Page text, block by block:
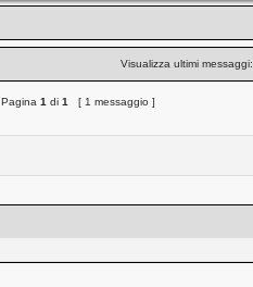
Visualizza ultimi messaggi:
Pagina1 di1 [ 1 messaggio ]